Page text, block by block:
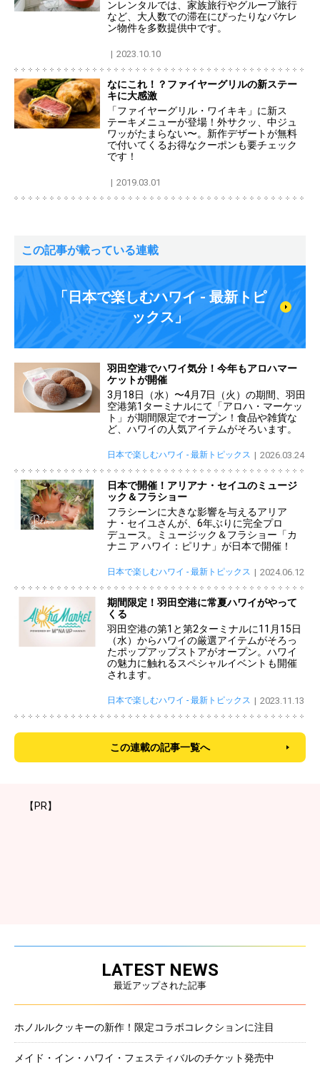
ンレンタルでは、家族旅行やグループ旅行
など、大人数での滞在にぴったりなバケレ
ン物件を多数提供中です。
2023.10.10
なにこれ！？ファイヤーグリルの新ステー
キに大感激
「ファイヤーグリル・ワイキキ」に新ス
テーキメニューが登場！外サクッ、中ジュ
ワッがたまらない〜。新作デザートが無料
で付いてくるお得なクーポンも要チェック
です！
2019.03.01
この記事が載っている連載
「日本で楽しむハワイ - 最新トピ
ックス」
羽田空港でハワイ気分！今年もアロハマー
ケットが開催
3月18日（水）〜4月7日（火）の期間、羽田
空港第1ターミナルにて「アロハ・マーケッ
ト」が期間限定でオープン！食品や雑貨な
ど、ハワイの人気アイテムがそろいます。
日本で楽しむハワイ - 最新トピックス 2026.03.24
日本で開催！アリアナ・セイユのミュージ
ック＆フラショー
フラシーンに大きな影響を与えるアリア
ナ・セイユさんが、6年ぶりに完全プロ
デュース。ミュージック＆フラショー「カ
ナニ ア ハワイ：ピリナ」が日本で開催！
日本で楽しむハワイ - 最新トピックス 2024.06.12
期間限定！羽田空港に常夏ハワイがやって
くる
羽田空港の第1と第2ターミナルに11月15日
（水）からハワイの厳選アイテムがそろっ
たポップアップストアがオープン。ハワイ
の魅力に触れるスペシャルイベントも開催
されます。
日本で楽しむハワイ - 最新トピックス 2023.11.13
この連載の記事一覧へ
【PR】
LATEST NEWS
最近アップされた記事
ホノルルクッキーの新作！限定コラボコレクションに注目
メイド・イン・ハワイ・フェスティバルのチケット発売中